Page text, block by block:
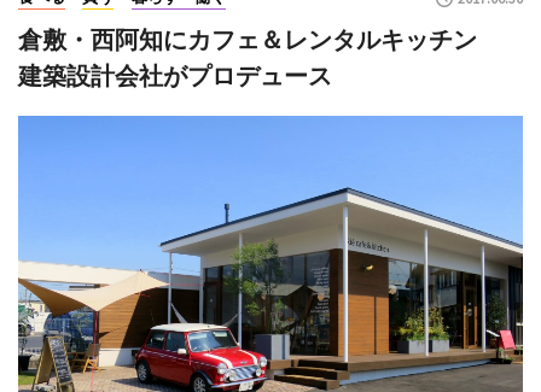
倉敷・西阿知にカフェ＆レンタルキッチン
建築設計会社がプロデュース